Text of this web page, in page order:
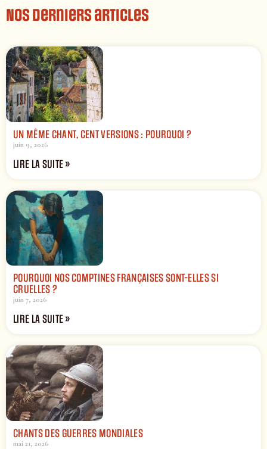
Nos derniers articles
UN MÊME CHANT, CENT VERSIONS : POURQUOI ?
juin 9, 2026
LIRE LA SUITE »
POURQUOI NOS COMPTINES FRANÇAISES SONT-ELLES SI
CRUELLES ?
juin 7, 2026
LIRE LA SUITE »
CHANTS DES GUERRES MONDIALES
mai 21, 2026